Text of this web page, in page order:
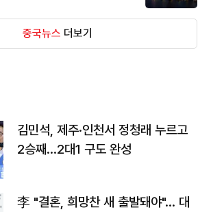
중국뉴스 더보기
김민석, 제주·인천서 정청래 누르고
2승째…2대1 구도 완성
李 "결혼, 희망찬 새 출발돼야"… 대